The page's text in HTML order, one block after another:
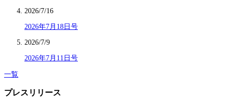
2026/7/16
2026年7月18日号
2026/7/9
2026年7月11日号
一覧
プレスリリース